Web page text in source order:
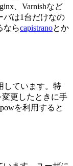
、Varnishなど
バは1台だけなの
ならcapistranoとか
しています。特
更したときに手
を利用すると